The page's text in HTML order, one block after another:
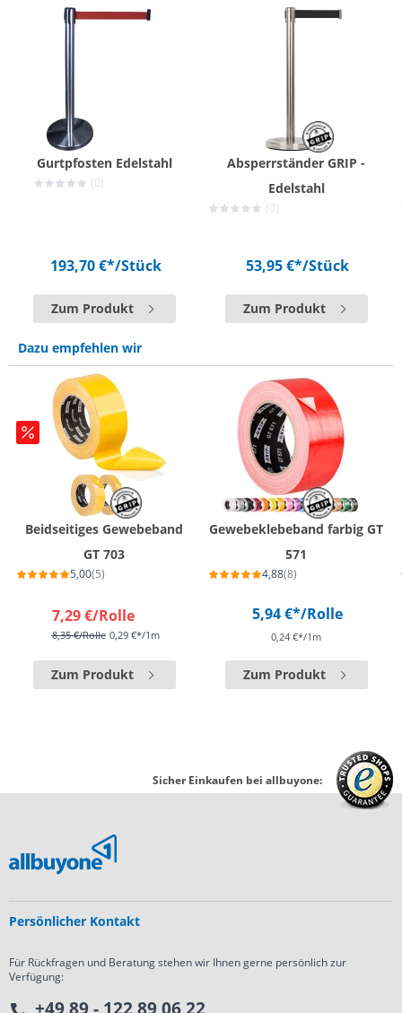
Gurtpfosten Edelstahl
(0)
193,70 €*/Stück
Zum Produkt
Absperrständer GRIP -
Edelstahl
(0)
53,95 €*/Stück
Zum Produkt
Dazu empfehlen wir
Beidseitiges Gewebeband
GT 703
5,00(5)
7,29 €/Rolle
8,35 €/Rolle 0,29 €*/1m
Zum Produkt
Gewebeklebeband farbig GT
571
4,88(8)
5,94 €*/Rolle
0,24 €*/1m
Zum Produkt
Sicher Einkaufen bei allbuyone:
Persönlicher Kontakt
Für Rückfragen und Beratung stehen wir Ihnen gerne persönlich zur
Verfügung: